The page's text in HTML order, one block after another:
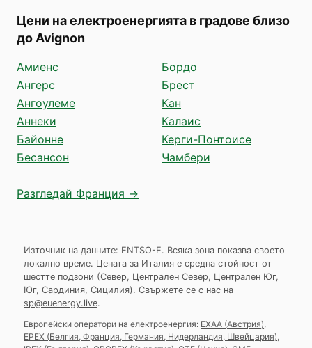
Цени на електроенергията в градове близо
до Avignon
Амиенс
Ангерс
Ангоулеме
Аннеки
Байонне
Бесансон
Бордо
Брест
Кан
Калаис
Керги-Понтоисе
Чамбери
Разгледай Франция →
Източник на данните: ENTSO-E. Всяка зона показва своето
локално време. Цената за Италия е средна стойност от
шестте подзони (Север, Централен Север, Централен Юг,
Юг, Сардиния, Сицилия). Свържете се с нас на
sp@euenergy.live.
Европейски оператори на електроенергия: EXAA (Австрия)
EPEX (Белгия, Франция, Германия, Нидерландия, Швейцария)